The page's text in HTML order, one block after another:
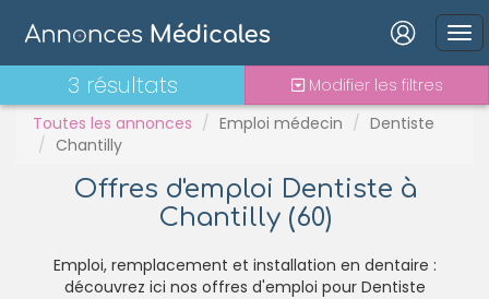
Connexion
Mot de passe oublié ?
Connexion
Toutes les annonces Emploi médecin
Dentiste
Chantilly
3 résultats Modifier les filtres
PH
Stages - alternance
Statut TNS
Vacations
Offres d'emploi Dentiste à
Chantilly (60)
Emploi, remplacement et installation en dentaire :
découvrez ici nos offres d'emploi pour Dentiste